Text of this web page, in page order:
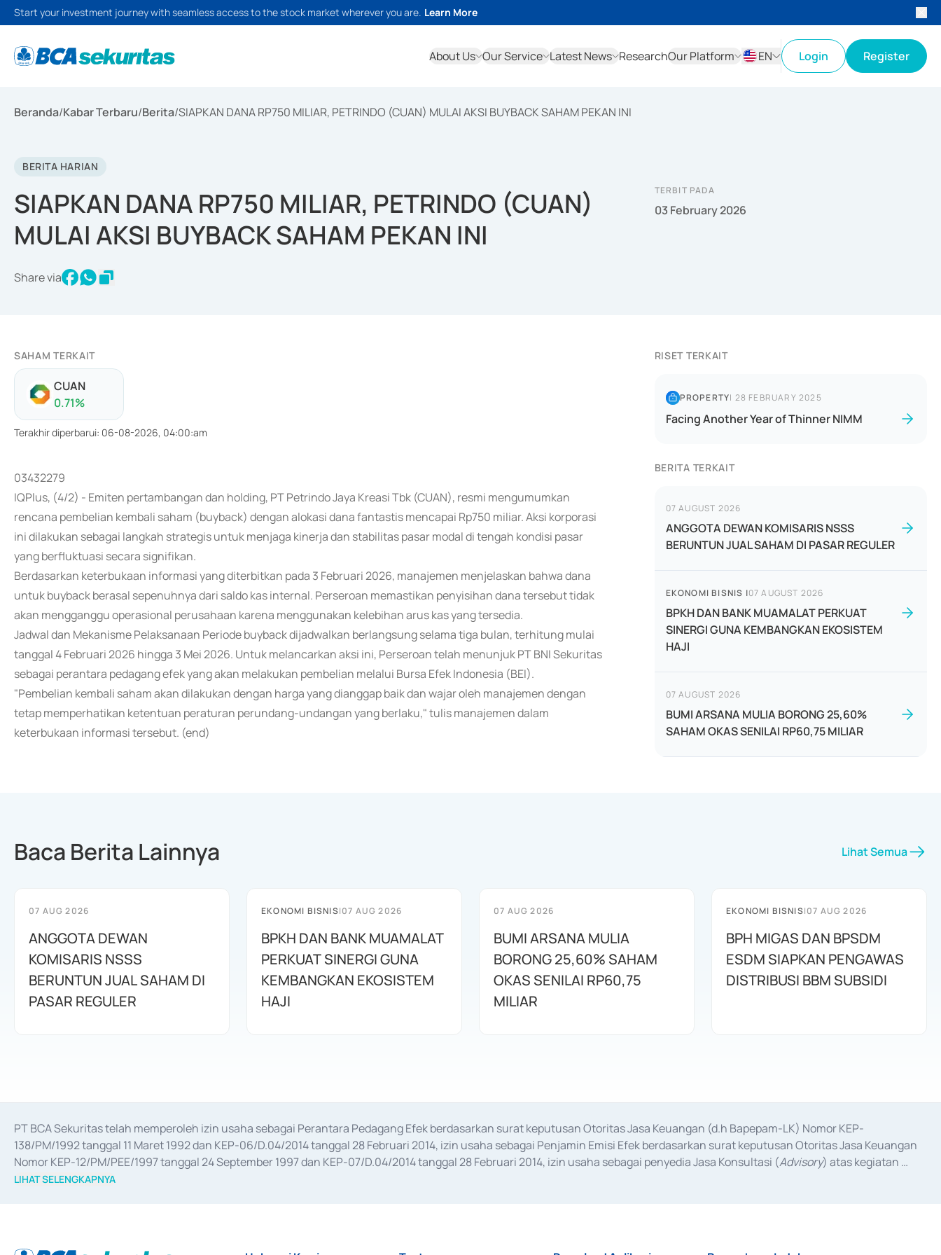
Start your investment journey with seamless access to the stock market wherever you are. Learn More
About Us Our Service Latest News ResearchOur Platform
EN
Login Register
Beranda/Kabar Terbaru/Berita/SIAPKAN DANA RP750 MILIAR, PETRINDO (CUAN) MULAI AKSI BUYBACK SAHAM PEKAN INI
BERITA HARIAN
SIAPKAN DANA RP750 MILIAR, PETRINDO (CUAN)
MULAI AKSI BUYBACK SAHAM PEKAN INI
Share via
TERBIT PADA
03 February 2026
SAHAM TERKAIT
CUAN
0.71%
Terakhir diperbarui: 06-08-2026, 04:00:am
03432279
IQPlus, (4/2) - Emiten pertambangan dan holding, PT Petrindo Jaya Kreasi Tbk (CUAN), resmi mengumumkan
rencana pembelian kembali saham (buyback) dengan alokasi dana fantastis mencapai Rp750 miliar. Aksi korporasi
ini dilakukan sebagai langkah strategis untuk menjaga kinerja dan stabilitas pasar modal di tengah kondisi pasar
yang berfluktuasi secara signifikan.
Berdasarkan keterbukaan informasi yang diterbitkan pada 3 Februari 2026, manajemen menjelaskan bahwa dana
untuk buyback berasal sepenuhnya dari saldo kas internal. Perseroan memastikan penyisihan dana tersebut tidak
akan mengganggu operasional perusahaan karena menggunakan kelebihan arus kas yang tersedia.
Jadwal dan Mekanisme Pelaksanaan Periode buyback dijadwalkan berlangsung selama tiga bulan, terhitung mulai
tanggal 4 Februari 2026 hingga 3 Mei 2026. Untuk melancarkan aksi ini, Perseroan telah menunjuk PT BNI Sekuritas
sebagai perantara pedagang efek yang akan melakukan pembelian melalui Bursa Efek Indonesia (BEI).
"Pembelian kembali saham akan dilakukan dengan harga yang dianggap baik dan wajar oleh manajemen dengan
tetap memperhatikan ketentuan peraturan perundang-undangan yang berlaku," tulis manajemen dalam
keterbukaan informasi tersebut. (end)
RISET TERKAIT
PROPERTY| 28 FEBRUARY 2025
Facing Another Year of Thinner NIMM
BERITA TERKAIT
07 AUGUST 2026
ANGGOTA DEWAN KOMISARIS NSSS
BERUNTUN JUAL SAHAM DI PASAR REGULER
EKONOMI BISNIS |07 AUGUST 2026
BPKH DAN BANK MUAMALAT PERKUAT
SINERGI GUNA KEMBANGKAN EKOSISTEM
HAJI
07 AUGUST 2026
BUMI ARSANA MULIA BORONG 25,60%
SAHAM OKAS SENILAI RP60,75 MILIAR
Baca Berita Lainnya Lihat Semua
07 AUG 2026
ANGGOTA DEWAN
KOMISARIS NSSS
BERUNTUN JUAL SAHAM DI
PASAR REGULER
EKONOMI BISNIS|07 AUG 2026
BPKH DAN BANK MUAMALAT
PERKUAT SINERGI GUNA
KEMBANGKAN EKOSISTEM
HAJI
07 AUG 2026
BUMI ARSANA MULIA
BORONG 25,60% SAHAM
OKAS SENILAI RP60,75
MILIAR
EKONOMI BISNIS|07 AUG 2026
BPH MIGAS DAN BPSDM
ESDM SIAPKAN PENGAWAS
DISTRIBUSI BBM SUBSIDI
PT BCA Sekuritas telah memperoleh izin usaha sebagai Perantara Pedagang Efek berdasarkan surat keputusan Otoritas Jasa Keuangan (d.h Bapepam-LK) Nomor KEP-
138/PM/1992 tanggal 11 Maret 1992 dan KEP-06/D.04/2014 tanggal 28 Februari 2014, izin usaha sebagai Penjamin Emisi Efek berdasarkan surat keputusan Otoritas Jasa Keuangan
Nomor KEP-12/PM/PEE/1997 tanggal 24 September 1997 dan KEP-07/D.04/2014 tanggal 28 Februari 2014, izin usaha sebagai penyedia Jasa Konsultasi (Advisory) atas kegiatan
merger, akuisisi, divestasi, dan
LIHAT SELENGKAPNYA